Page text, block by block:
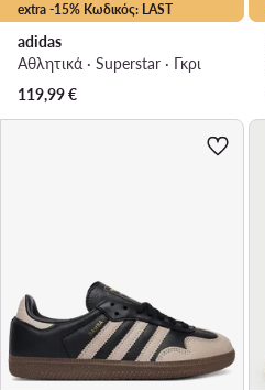
extra -15% Κωδικός: LAST
adidas
Αθλητικά · Superstar · Γκρι
119,99€